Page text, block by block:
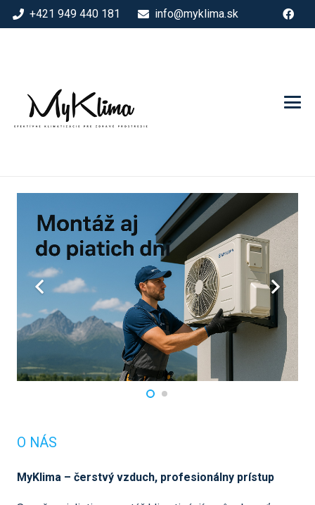
+421 949 440 181 info@myklima.sk
O NÁS
MyKlima – čerstvý vzduch, profesionálny prístup